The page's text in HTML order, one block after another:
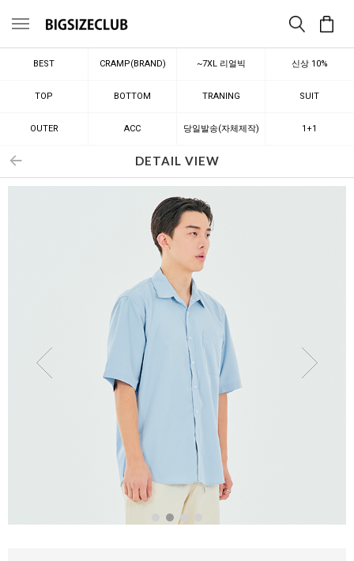
메뉴
BEST CRAMP(BRAND) ~7XL 리얼빅 신상 10%
TOP BOTTOM TRANING SUIT
OUTER ACC 당일발송(자체제작) 1+1
DETAIL VIEW